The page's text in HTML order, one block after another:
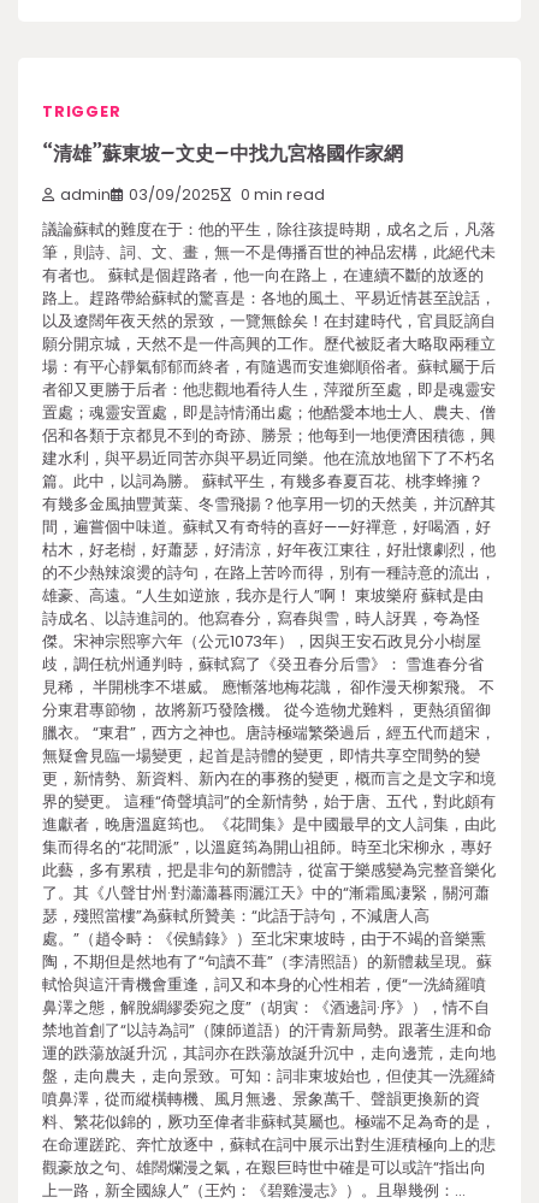
TRIGGER
“清雄”蘇東坡–文史–中找九宮格國作家網
admin 03/09/2025 0 min read
議論蘇軾的難度在于：他的平生，除往孩提時期，成名之后，凡落
筆，則詩、詞、文、畫，無一不是傳播百世的神品宏構，此絕代未
有者也。 蘇軾是個趕路者，他一向在路上，在連續不斷的放逐的
路上。趕路帶給蘇軾的驚喜是：各地的風土、平易近情甚至說話，
以及遼闊年夜天然的景致，一覽無餘矣！在封建時代，官員貶謫自
願分開京城，天然不是一件高興的工作。歷代被貶者大略取兩種立
場：有平心靜氣郁郁而終者，有隨遇而安進鄉順俗者。蘇軾屬于后
者卻又更勝于后者：他悲觀地看待人生，萍蹤所至處，即是魂靈安
置處；魂靈安置處，即是詩情涌出處；他酷愛本地士人、農夫、僧
侶和各類于京都見不到的奇跡、勝景；他每到一地便濟困積德，興
建水利，與平易近同苦亦與平易近同樂。他在流放地留下了不朽名
篇。此中，以詞為勝。 蘇軾平生，有幾多春夏百花、桃李蜂擁？
有幾多金風抽豐黃葉、冬雪飛揚？他享用一切的天然美，并沉醉其
間，遍嘗個中味道。蘇軾又有奇特的喜好——好禪意，好喝酒，好
枯木，好老樹，好蕭瑟，好清涼，好年夜江東往，好壯懷劇烈，他
的不少熱辣滾燙的詩句，在路上苦吟而得，別有一種詩意的流出，
雄豪、高遠。“人生如逆旅，我亦是行人”啊！ 東坡樂府 蘇軾是由
詩成名、以詩進詞的。他寫春分，寫春與雪，時人訝異，夸為怪
傑。宋神宗熙寧六年（公元1073年），因與王安石政見分小樹屋
歧，調任杭州通判時，蘇軾寫了《癸丑春分后雪》： 雪進春分省
見稀， 半開桃李不堪威。 應慚落地梅花識， 卻作漫天柳絮飛。 不
分東君專節物， 故將新巧發陰機。 從今造物尤難料， 更熱須留御
臘衣。 “東君”，西方之神也。唐詩極端繁榮過后，經五代而趙宋，
無疑會見臨一場變更，起首是詩體的變更，即情共享空間勢的變
更，新情勢、新資料、新內在的事務的變更，概而言之是文字和境
界的變更。 這種“倚聲填詞”的全新情勢，始于唐、五代，對此頗有
進獻者，晚唐溫庭筠也。《花間集》是中國最早的文人詞集，由此
集而得名的“花間派”，以溫庭筠為開山祖師。時至北宋柳永，專好
此藝，多有累積，把是非句的新體詩，從富于樂感變為完整音樂化
了。其《八聲甘州·對瀟瀟暮雨灑江天》中的“漸霜風凄緊，關河蕭
瑟，殘照當樓”為蘇軾所贊美：“此語于詩句，不減唐人高
處。”（趙令畤：《侯鯖錄》）至北宋東坡時，由于不竭的音樂熏
陶，不期但是然地有了“句讀不葺”（李清照語）的新體裁呈現。蘇
軾恰與這汗青機會重逢，詞又和本身的心性相若，便“一洗綺羅噴
鼻澤之態，解脫綢繆委宛之度”（胡寅：《酒邊詞·序》），情不自
禁地首創了“以詩為詞”（陳師道語）的汗青新局勢。跟著生涯和命
運的跌蕩放誕升沉，其詞亦在跌蕩放誕升沉中，走向邊荒，走向地
盤，走向農夫，走向景致。可知：詞非東坡始也，但使其一洗羅綺
噴鼻澤，從而縱橫轉機、風月無邊、景象萬千、聲韻更換新的資
料、繁花似錦的，厥功至偉者非蘇軾莫屬也。極端不足為奇的是，
在命運蹉跎、奔忙放逐中，蘇軾在詞中展示出對生涯積極向上的悲
觀豪放之句、雄闊爛漫之氣，在艱巨時世中確是可以或許“指出向
上一路，新全國線人”（王灼：《碧雞漫志》）。且舉幾例：…